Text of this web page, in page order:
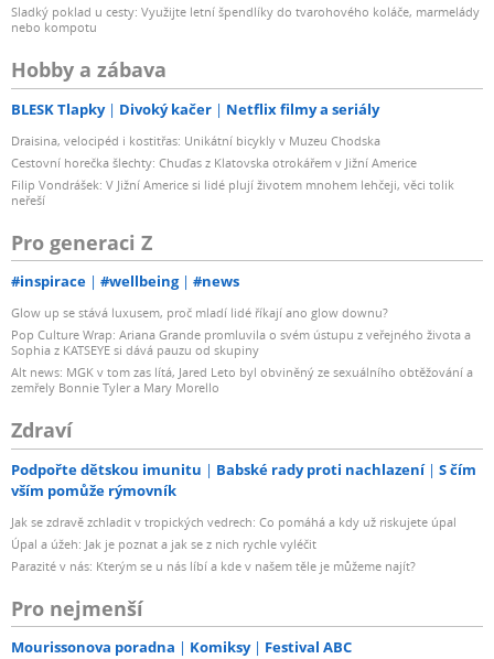
Sladký poklad u cesty: Využijte letní špendlíky do tvarohového koláče, marmelády
nebo kompotu
Hobby a zábava
BLESK Tlapky Divoký kačer Netflix filmy a seriály
Draisina, velocipéd i kostitřas: Unikátní bicykly v Muzeu Chodska
Cestovní horečka šlechty: Chuďas z Klatovska otrokářem v Jižní Americe
Filip Vondrášek: V Jižní Americe si lidé plují životem mnohem lehčeji, věci tolik
neřeší
Pro generaci Z
#inspirace #wellbeing #news
Glow up se stává luxusem, proč mladí lidé říkají ano glow downu?
Pop Culture Wrap: Ariana Grande promluvila o svém ústupu z veřejného života a
Sophia z KATSEYE si dává pauzu od skupiny
Alt news: MGK v tom zas lítá, Jared Leto byl obviněný ze sexuálního obtěžování a
zemřely Bonnie Tyler a Mary Morello
Zdraví
Podpořte dětskou imunitu Babské rady proti nachlazení
S čím
vším pomůže rýmovník
Jak se zdravě zchladit v tropických vedrech: Co pomáhá a kdy už riskujete úpal
Úpal a úžeh: Jak je poznat a jak se z nich rychle vyléčit
Parazité v nás: Kterým se u nás líbí a kde v našem těle je můžeme najít?
Pro nejmenší
Mourissonova poradna Komiksy Festival ABC